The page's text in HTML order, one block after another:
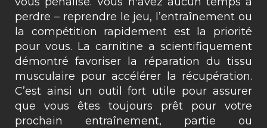
perdre – reprendre le jeu, l’entraînement ou
la compétition rapidement est la priorité
pour vous. La carnitine a scientifiquement
démontré favoriser la réparation du tissu
musculaire pour accélérer la récupération.
C’est ainsi un outil fort utile pour assurer
que vous êtes toujours prêt pour votre
prochain entraînement, partie ou